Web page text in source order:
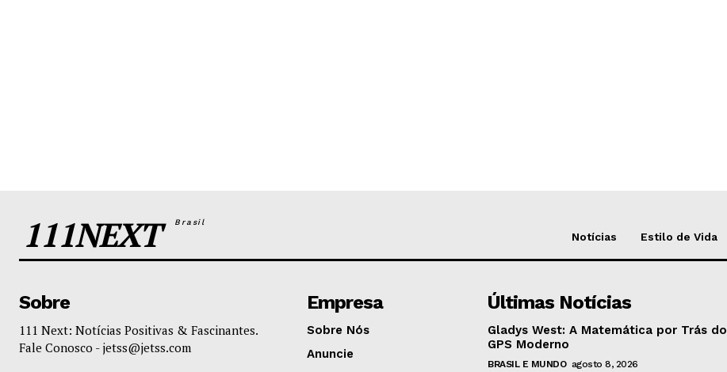
111NEXTBrasil
Notícias Estilo de Vida
Sobre
111 Next: Notícias Positivas & Fascinantes.
Fale Conosco - jetss@jetss.com
Empresa
Sobre Nós
Anuncie
Últimas Notícias
Gladys West: A Matemática por Trás do
GPS Moderno
BRASIL E MUNDO agosto 8, 2026